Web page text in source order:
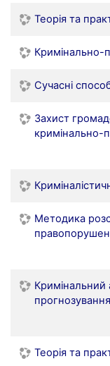
Теорія та
Кримінально-
Сучасні
Захист
кримінально-
Методика
Кримінальний
Теорія та